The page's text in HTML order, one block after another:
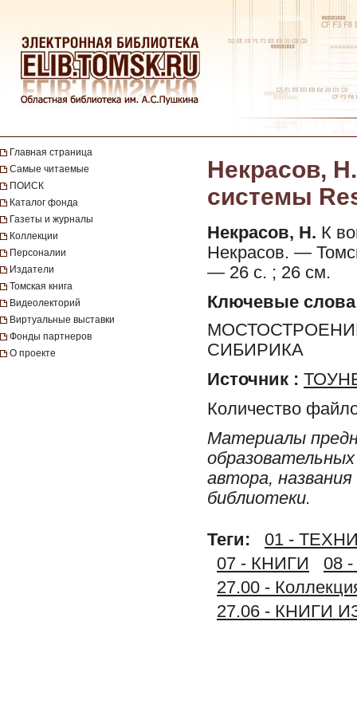
Главная страница
Самые читаемые
ПОИСК
Каталог фонда
Газеты и журналы
Коллекции
Персоналии
Издатели
Томская книга
Видеолекторий
Виртуальные выставки
Фонды партнеров
О проекте
Некрасов,
системы
Некрасов, Н. К
Некрасов. —
— 26 с. ; 26 см.
Ключевые слова
СИБИРИКА
Источник :
Количество
Материалы
автора,
библиотеки.
Теги:
01 -
07 - КНИГИ
08
27.00 -
27.06 - КНИГИ